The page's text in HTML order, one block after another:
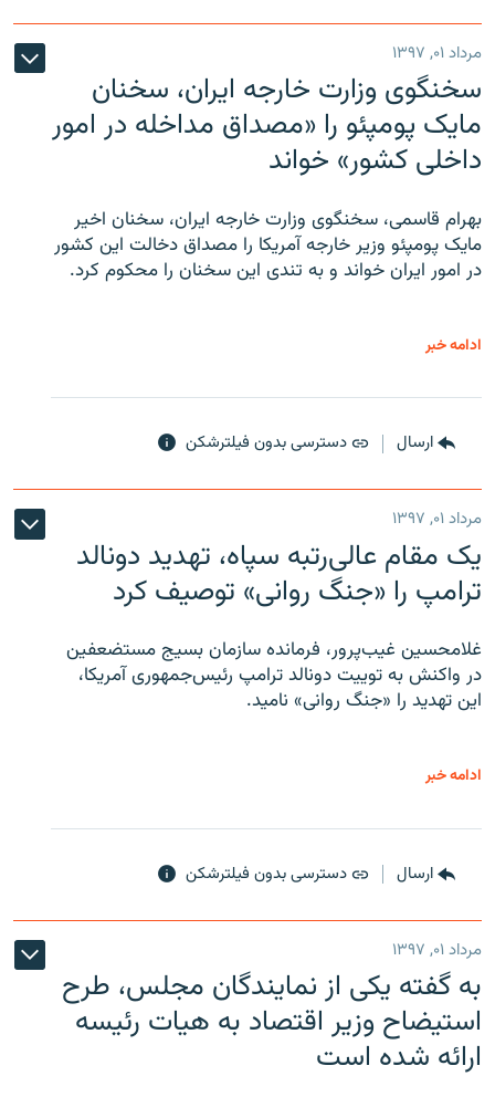
مرداد ۰۱, ۱۳۹۷
سخنگوی وزارت خارجه ایران، سخنان
مایک پومپئو را «مصداق مداخله در امور
داخلی کشور» خواند
بهرام قاسمی، سخنگوی وزارت خارجه ایران، سخنان اخیر
مایک پومپئو وزیر خارجه آمریکا را مصداق دخالت این کشور
در امور ایران خواند و به تندی این سخنان را محکوم کرد.
ادامه خبر
ارسال دسترسی بدون فیلترشکن
مرداد ۰۱, ۱۳۹۷
یک مقام عالی‌رتبه سپاه، تهدید دونالد
ترامپ را «جنگ روانی» توصیف کرد
غلامحسین غیب‌پرور، فرمانده سازمان بسیج مستضعفین
در واکنش به توییت دونالد ترامپ رئیس‌جمهوری آمریکا،
این تهدید را «جنگ روانی» نامید.
ادامه خبر
ارسال دسترسی بدون فیلترشکن
مرداد ۰۱, ۱۳۹۷
به گفته یکی از نمایندگان مجلس، طرح
استیضاح وزیر اقتصاد به هیات رئیسه
ارائه شده است